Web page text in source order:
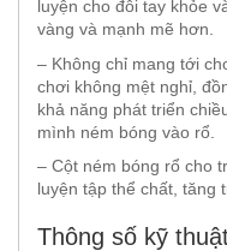
luyện cho đôi tay khỏe
vàng và mạnh mẽ hơn.
– Không chỉ mang tới
chơi không mệt nghỉ,
khả năng phát triển
mình ném bóng vào rổ.
– Cột ném bóng rổ cho
luyện tập thể chất, tăng
Thông số kỹ